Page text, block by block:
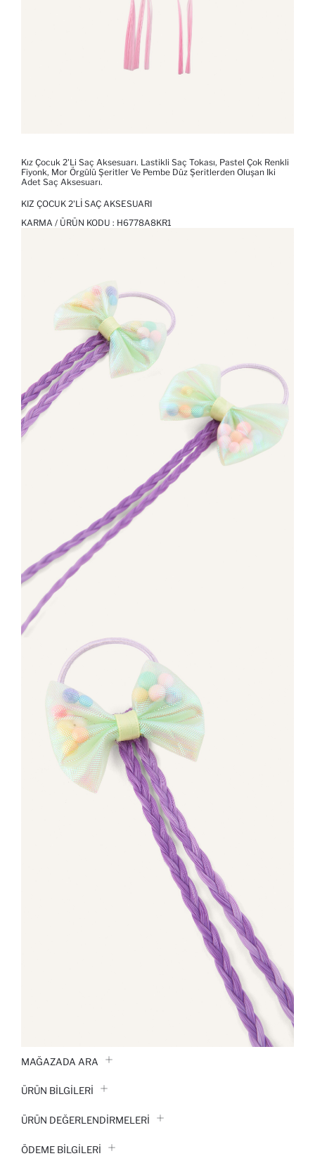
Kız Çocuk 2'li Saç Aksesuarı. Lastikli Saç Tokası, Pastel Çok Renkli
Fiyonk, Mor Örgülü Şeritler Ve Pembe Düz Şeritlerden Oluşan Iki
Adet Saç Aksesuarı.
KIZ ÇOCUK 2'LI SAÇ AKSESUARI
KARMA / ÜRÜN KODU : H6778A8KR1
MAĞAZADA ARA
ÜRÜN BILGILERI
ÜRÜN DEĞERLENDİRMELERİ
ÖDEME BİLGİLERİ